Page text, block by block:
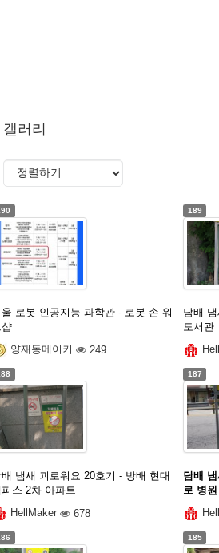
갤러리
울 로봇 인공지능 과학관 - 로봇 손 워
양재동메이커
249
189
담배
도서관
배 냄새 괴로워요 20호기 - 방배 현대
피스 2차 아파트
HellMaker
678
187
담배
로 병
185